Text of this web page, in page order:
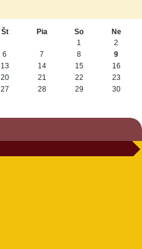
Št Pia So
Ne
1
2
6 7 8
9
13 14 15
16
20 21 22
23
27 28 29
30